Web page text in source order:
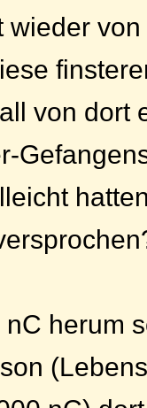
wieder
von dort
nC herum